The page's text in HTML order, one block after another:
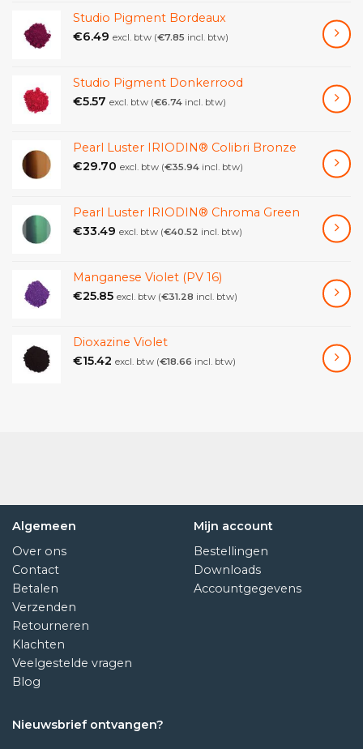
Studio Pigment Bordeaux
€6.49 excl. btw (€7.85 incl. btw)
Studio Pigment Donkerrood
€5.57 excl. btw (€6.74 incl. btw)
Pearl Luster IRIODIN® Colibri Bronze
€29.70 excl. btw (€35.94 incl. btw)
Pearl Luster IRIODIN® Chroma Green
€33.49 excl. btw (€40.52 incl. btw)
Manganese Violet (PV 16)
€25.85 excl. btw (€31.28 incl. btw)
Dioxazine Violet
€15.42 excl. btw (€18.66 incl. btw)
Algemeen
Over ons
Contact
Betalen
Verzenden
Retourneren
Klachten
Veelgestelde vragen
Blog
Mijn account
Bestellingen
Downloads
Accountgegevens
Nieuwsbrief ontvangen?